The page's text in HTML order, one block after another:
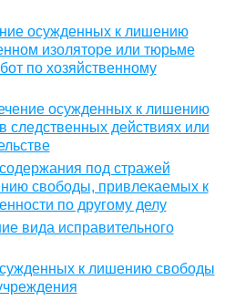
осужденных к лишению
изоляторе или тюрьме
по хозяйственному
осужденных к лишению
следственных действиях или
под стражей
свободы, привлекаемых к
по другому делу
вида исправительного
к лишению свободы